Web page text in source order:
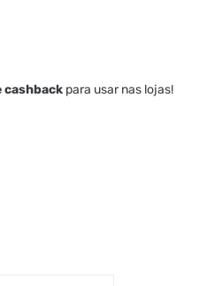
cashback para usar nas lojas!